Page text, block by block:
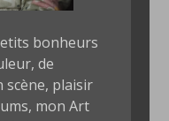
bonheurs
de
scène, plaisir
mon Art